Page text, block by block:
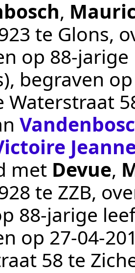
,
te Glons,
op 88-
), begraven
Waterstraat
met Devue,
te ZZB,
88-jarige
op
58 te